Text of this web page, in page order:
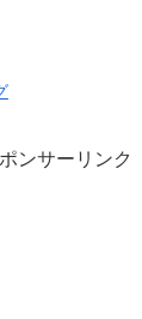
ンサーリンク